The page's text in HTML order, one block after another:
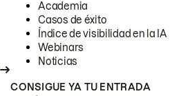
Academia
Casos de éxito
Índice de visibilidad en la IA
Webinars
Noticias
CONSIGUE YA TU ENTRADA